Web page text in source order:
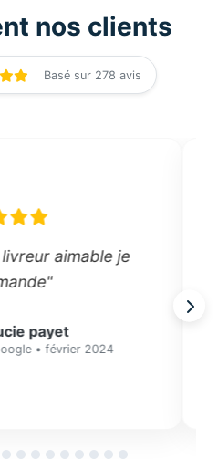
nos clients
Basé sur 278 avis
fryer ... franchement
faire un un bon pti
vraiment un délice ...
sympathique
a la prochaine